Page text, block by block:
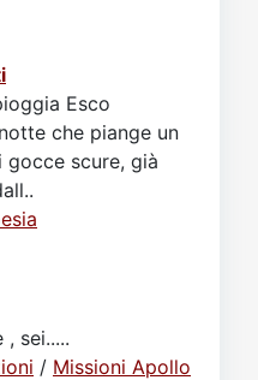
Esco
che piange un
scure, già
, sei.....
/ Missioni Apollo